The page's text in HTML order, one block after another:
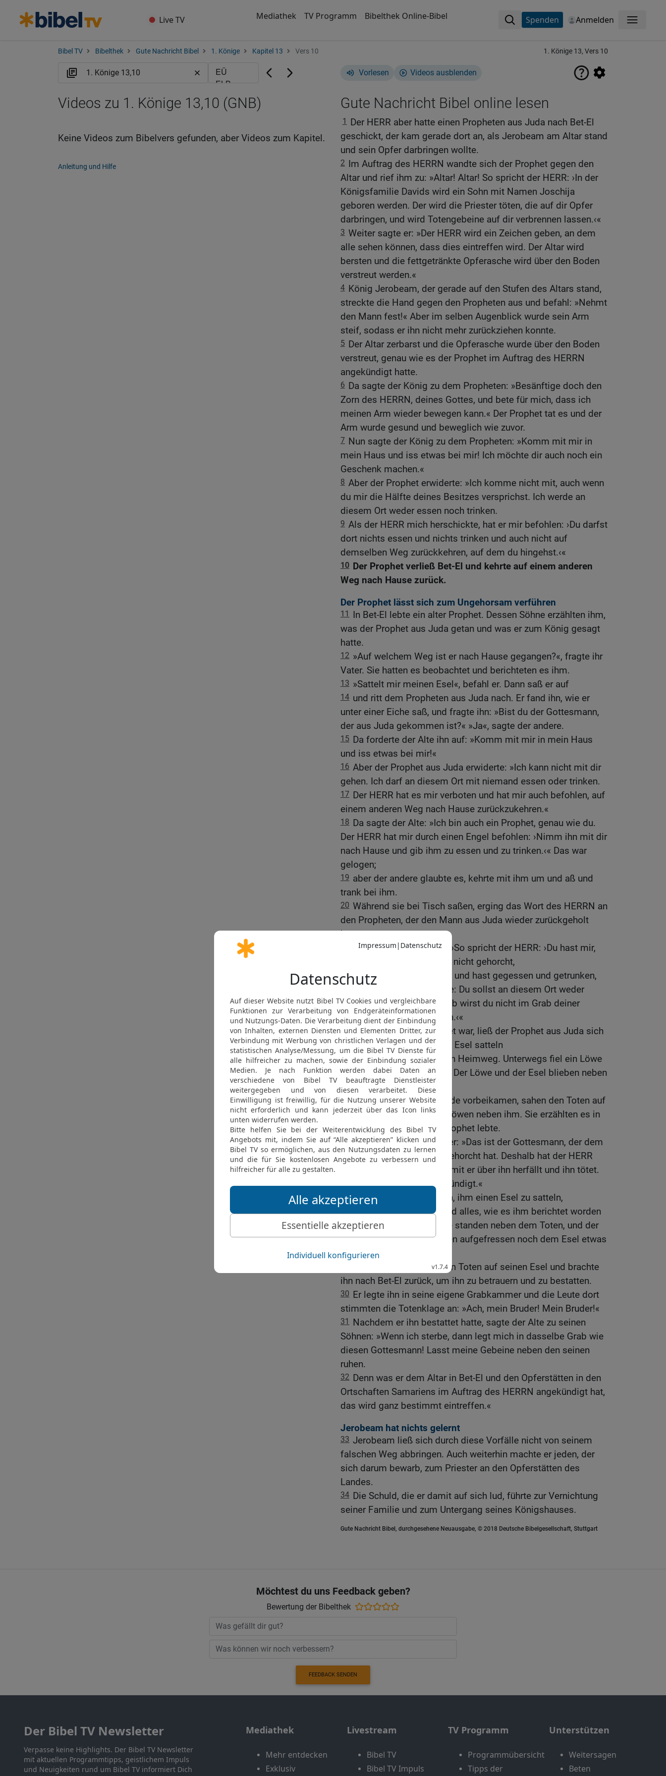
Live TV Mediathek TV Programm Bibelthek Online-Bibel Spenden Anmelden Menü
Bibel TV Bibelthek Gute Nachricht Bibel 1. Könige Kapitel 13 Vers 10 1. Könige 13, Vers 10
Vorlesen Videos ausblenden
Gute Nachricht Bibel online lesen
1 Der HERR aber hatte einen Propheten aus Juda nach Bet-El
geschickt, der kam gerade dort an, als Jerobeam am Altar stand
und sein Opfer darbringen wollte.
2 Im Auftrag des HERRN wandte sich der Prophet gegen den
Altar und rief ihm zu: »Altar! Altar! So spricht der HERR: ›In der
Königsfamilie Davids wird ein Sohn mit Namen Joschija
geboren werden. Der wird die Priester töten, die auf dir Opfer
darbringen, und wird Totengebeine auf dir verbrennen lassen.‹«
3 Weiter sagte er: »Der HERR wird ein Zeichen geben, an dem
alle sehen können, dass dies eintreffen wird. Der Altar wird
bersten und die fettgetränkte Opferasche wird über den Boden
verstreut werden.«
4 König Jerobeam, der gerade auf den Stufen des Altars stand,
streckte die Hand gegen den Propheten aus und befahl: »Nehmt
den Mann fest!« Aber im selben Augenblick wurde sein Arm
steif, sodass er ihn nicht mehr zurückziehen konnte.
5 Der Altar zerbarst und die Opferasche wurde über den Boden
verstreut, genau wie es der Prophet im Auftrag des HERRN
angekündigt hatte.
6 Da sagte der König zu dem Propheten: »Besänftige doch den
Zorn des HERRN, deines Gottes, und bete für mich, dass ich
meinen Arm wieder bewegen kann.« Der Prophet tat es und der
Arm wurde gesund und beweglich wie zuvor.
7 Nun sagte der König zu dem Propheten: »Komm mit mir in
mein Haus und iss etwas bei mir! Ich möchte dir auch noch ein
Geschenk machen.«
8 Aber der Prophet erwiderte: »Ich komme nicht mit, auch wenn
du mir die Hälfte deines Besitzes versprichst. Ich werde an
diesem Ort weder essen noch trinken.
9 Als der HERR mich herschickte, hat er mir befohlen: ›Du darfst
dort nichts essen und nichts trinken und auch nicht auf
demselben Weg zurückkehren, auf dem du hingehst.‹«
10 Der Prophet verließ Bet-El und kehrte auf einem anderen
Weg nach Hause zurück.
Der Prophet lässt sich zum Ungehorsam verführen
11
In Bet-El lebte ein alter Prophet. Dessen Söhne erzählten ihm,
was der Prophet aus Juda getan und was er zum König gesagt
hatte.
12 »Auf welchem Weg ist er nach Hause gegangen?«, fragte ihr
Vater. Sie hatten es beobachtet und berichteten es ihm.
13 »Sattelt mir meinen Esel«, befahl er. Dann saß er auf
14 und ritt dem Propheten aus Juda nach. Er fand ihn, wie er
unter einer Eiche saß, und fragte ihn: »Bist du der Gottesmann,
der aus Juda gekommen ist?« »Ja«, sagte der andere.
15 Da forderte der Alte ihn auf: »Komm mit mir in mein Haus
und iss etwas bei mir!«
16 Aber der Prophet aus Juda erwiderte: »Ich kann nicht mit dir
gehen. Ich darf an diesem Ort mit niemand essen oder trinken.
17 Der HERR hat es mir verboten und hat mir auch befohlen, auf
einem anderen Weg nach Hause zurückzukehren.«
18 Da sagte der Alte: »Ich bin auch ein Prophet, genau wie du.
Der HERR hat mir durch einen Engel befohlen: ›Nimm ihn mit dir
nach Hause und gib ihm zu essen und zu trinken.‹« Das war
gelogen;
19 aber der andere glaubte es, kehrte mit ihm um und aß und
trank bei ihm.
20 Während sie bei Tisch saßen, erging das Wort des HERRN an
den Propheten, der den Mann aus Juda wieder zurückgeholt
hatte.
Er rief seinem Gast zu: »So spricht der HERR: ›Du hast mir,
dem HERRN, deinem Gott, nicht gehorcht,
22 sondern bist umgekehrt und hast gegessen und getrunken,
obwohl ich dir gesagt hatte: Du sollst an diesem Ort weder
essen noch trinken. Deshalb wirst du nicht im Grab deiner
Vorfahren bestattet werden.‹«
23 Als die Mahlzeit beendet war, ließ der Prophet aus Juda sich
von seinem Gastgeber den Esel satteln
24 und machte sich auf den Heimweg. Unterwegs fiel ein Löwe
über ihn her und tötete ihn. Der Löwe und der Esel blieben neben
dem Toten stehen.
25 Ein paar Leute, die gerade vorbeikamen, sahen den Toten auf
dem Weg liegen und den Löwen neben ihm. Sie erzählten es in
der Stadt, in der der alte Prophet lebte.
26 Als der es hörte, sagte er: »Das ist der Gottesmann, der dem
Befehl des HERRN nicht gehorcht hat. Deshalb hat der HERR
einen Löwen geschickt, damit er über ihn herfällt und ihn tötet.
So hat der HERR es angekündigt.«
27 Er befahl seinen Söhnen, ihm einen Esel zu satteln,
ritt zu der Stelle und fand alles, wie es ihm berichtet worden
war. Der Esel und der Löwe standen neben dem Toten, und der
Löwe hatte weder den Toten aufgefressen noch dem Esel etwas
zuleide getan.
Der alte Prophet hob den Toten auf seinen Esel und brachte
ihn nach Bet-El zurück, um ihn zu betrauern und zu bestatten.
30 Er legte ihn in seine eigene Grabkammer und die Leute dort
stimmten die Totenklage an: »Ach, mein Bruder! Mein Bruder!«
31
Nachdem er ihn bestattet hatte, sagte der Alte zu seinen
Söhnen: »Wenn ich sterbe, dann legt mich in dasselbe Grab wie
diesen Gottesmann! Lasst meine Gebeine neben den seinen
ruhen.
32 Denn was er dem Altar in Bet-El und den Opferstätten in den
Ortschaften Samariens im Auftrag des HERRN angekündigt hat,
das wird ganz bestimmt eintreffen.«
Jerobeam hat nichts gelernt
33 Jerobeam ließ sich durch diese Vorfälle nicht von seinem
falschen Weg abbringen. Auch weiterhin machte er jeden, der
sich darum bewarb, zum Priester an den Opferstätten des
Landes.
34 Die Schuld, die er damit auf sich lud, führte zur Vernichtung
seiner Familie und zum Untergang seines Königshauses.
Gute Nachricht Bibel, durchgesehene Neuausgabe, © 2018 Deutsche Bibelgesellschaft, Stuttgart
Videos zu 1. Könige 13,10 (GNB)
Keine Videos zum Bibelvers gefunden, aber Videos zum Kapitel.
Anleitung und Hilfe
Möchtest du uns Feedback geben?
Bewertung der Bibelthek
FEEDBACK SENDEN
Der Bibel TV Newsletter
Verpasse keine Highlights. Der Bibel TV Newsletter
mit aktuellen Programmtipps, geistlichem Impuls
und Neuigkeiten rund um Bibel TV informiert Dich
Mediathek
Mehr entdecken
Exklusiv
Livestream
Bibel TV
Bibel TV Impuls
TV Programm
Programmübersicht
Tipps der
Unterstützen
Weitersagen
Beten